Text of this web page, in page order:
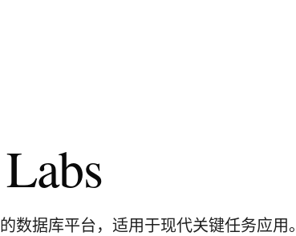
数据库平台，适用于现代关键任务应用。